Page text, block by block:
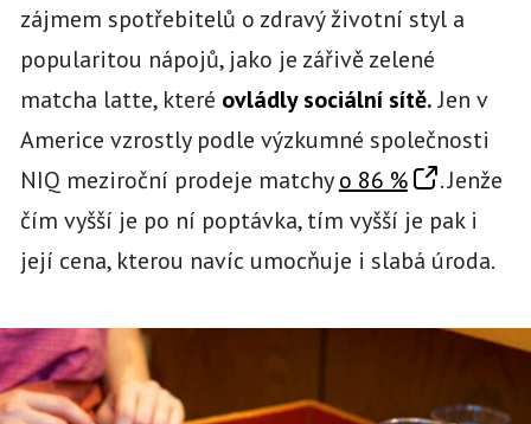
zájmem spotřebitelů o zdravý životní styl a
popularitou nápojů, jako je zářivě zelené
matcha latte, které ovládly sociální sítě.Jen v
Americe vzrostly podle výzkumné společnosti
NIQ meziroční prodeje matchyo 86 %
. Jenže
čím vyšší je po ní poptávka, tím vyšší je pak i
její cena, kterou navíc umocňuje i slabá úroda.